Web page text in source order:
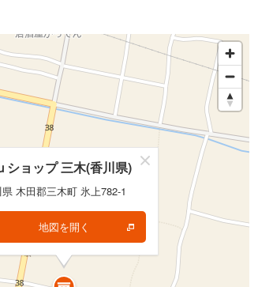
ショップ 三木(香川県)
木田郡三木町 氷上782-1
地図を開く
ショップ 三木(香川県)
木田郡三木町 氷上782-1
地図を開く